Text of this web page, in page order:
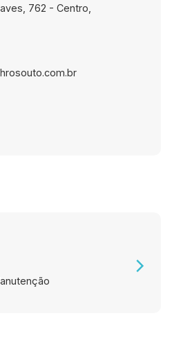
762 - Centro,